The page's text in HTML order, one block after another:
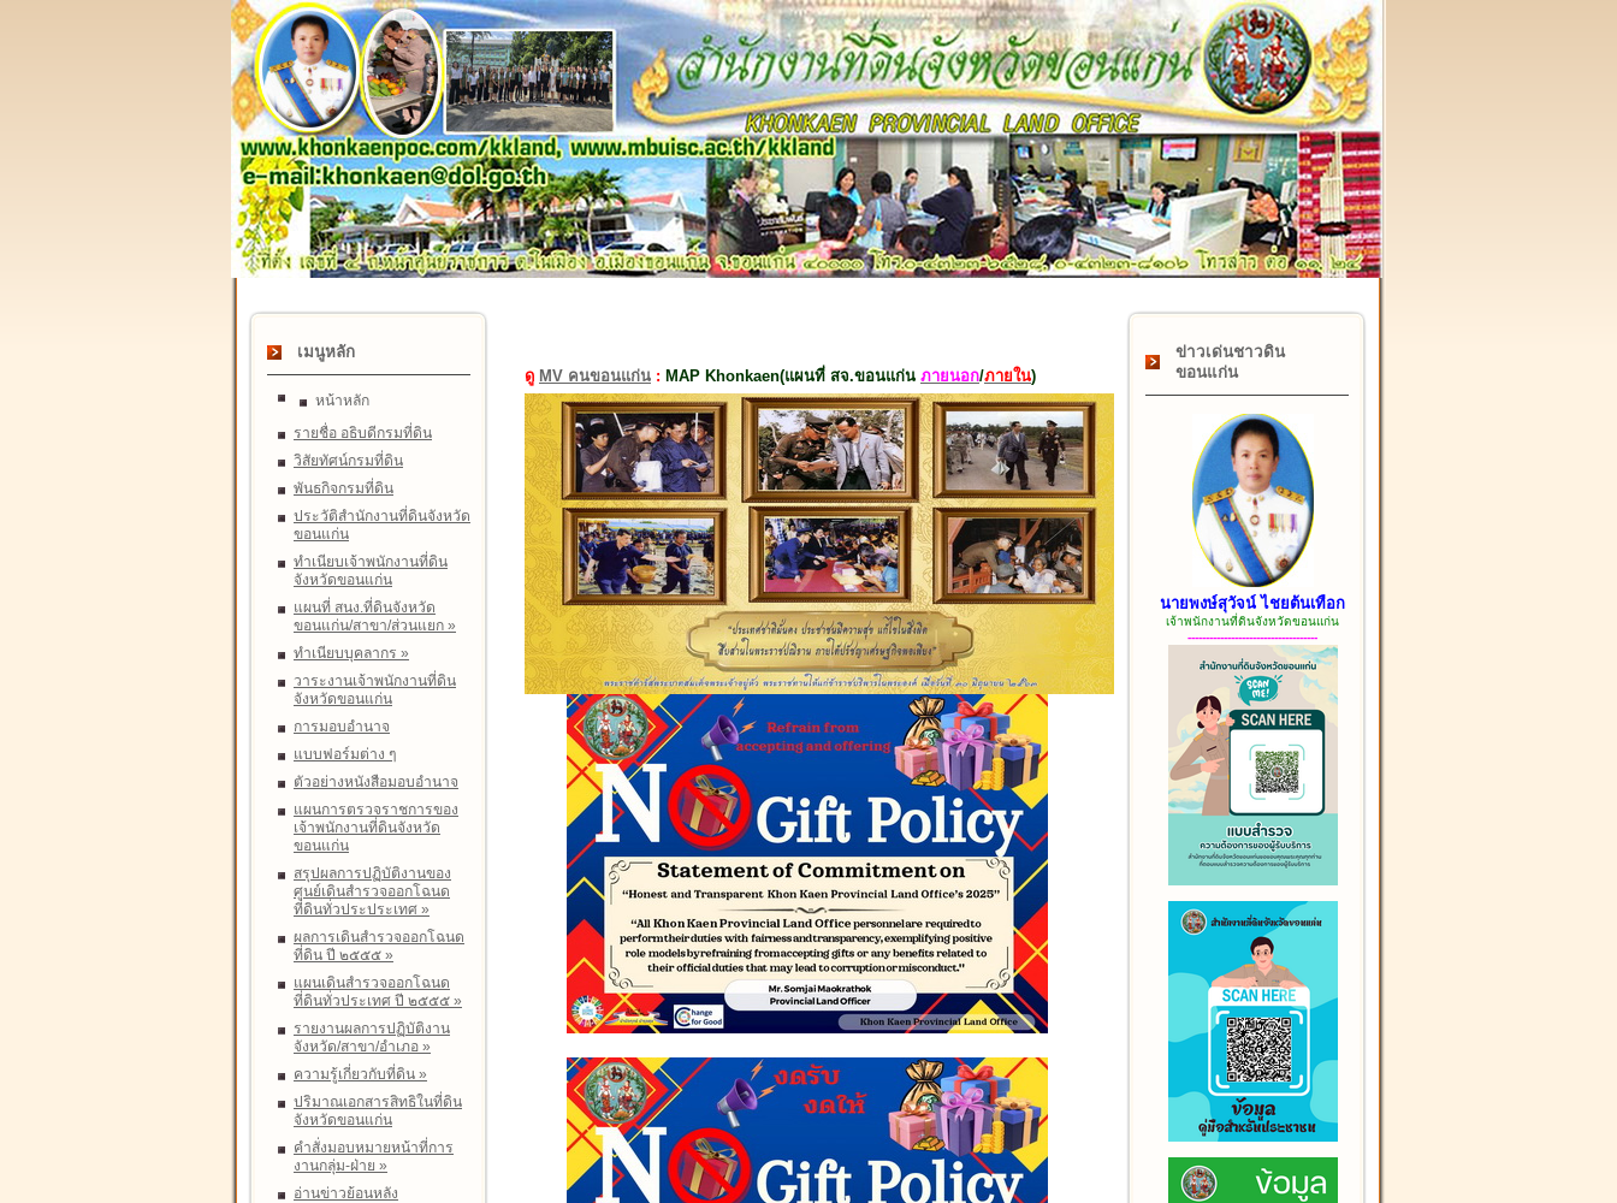
เมนูหลัก
หน้าหลัก
รายชื่อ อธิบดีกรมที่ดิน
วิสัยทัศน์กรมที่ดิน
พันธกิจกรมที่ดิน
ประวัติสำนักงานที่ดินจังหวัด
ขอนแก่น
ทำเนียบเจ้าพนักงานที่ดิน
จังหวัดขอนแก่น
แผนที่ สนง.ที่ดินจังหวัด
ขอนแก่น/สาขา/ส่วนแยก »
ทำเนียบบุคลากร »
วาระงานเจ้าพนักงานที่ดิน
จังหวัดขอนแก่น
การมอบอำนาจ
แบบฟอร์มต่าง ๆ
ตัวอย่างหนังสือมอบอำนาจ
แผนการตรวจราชการของ
เจ้าพนักงานที่ดินจังหวัด
ขอนแก่น
สรุปผลการปฏิบัติงานของ
ศูนย์เดินสำรวจออกโฉนด
ที่ดินทั่วประประเทศ »
ผลการเดินสำรวจออกโฉนด
ที่ดิน ปี ๒๕๕๕ »
แผนเดินสำรวจออกโฉนด
ที่ดินทั่วประเทศ ปี ๒๕๕๕ »
รายงานผลการปฏิบัติงาน
จังหวัด/สาขา/อำเภอ »
ความรู้เกี่ยวกับที่ดิน »
ปริมาณเอกสารสิทธิในที่ดิน
จังหวัดขอนแก่น
คำสั่งมอบหมายหน้าที่การ
งานกลุ่ม-ฝ่าย »
อ่านข่าวย้อนหลัง
๑๗ กุมภาพันธ์ "วันคล้ายวันสถาปนากรมที่ดิน" ครบรอบ ๑๒๒
ดู MV คนขอนแก่น : MAP Khonkaen(แผนที่ สจ.ขอนแก่น ภายนอก/ภายใน)
ข่าวเด่นชาวดิน
ขอนแก่น
นายพงษ์สุวัจน์ ไชยต้นเทือก
เจ้าพนักงานที่ดินจังหวัดขอนแก่น
------------------------------------